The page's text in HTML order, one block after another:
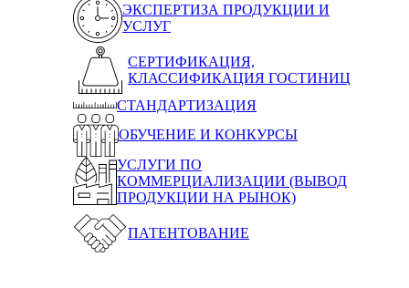
ЭКСПЕРТИЗА ПРОДУКЦИИ И
УСЛУГ
СЕРТИФИКАЦИЯ,
КЛАССИФИКАЦИЯ ГОСТИНИЦ
СТАНДАРТИЗАЦИЯ
ОБУЧЕНИЕ И КОНКУРСЫ
УСЛУГИ ПО
КОММЕРЦИАЛИЗАЦИИ (ВЫВОД
ПРОДУКЦИИ НА РЫНОК)
ПАТЕНТОВАНИЕ